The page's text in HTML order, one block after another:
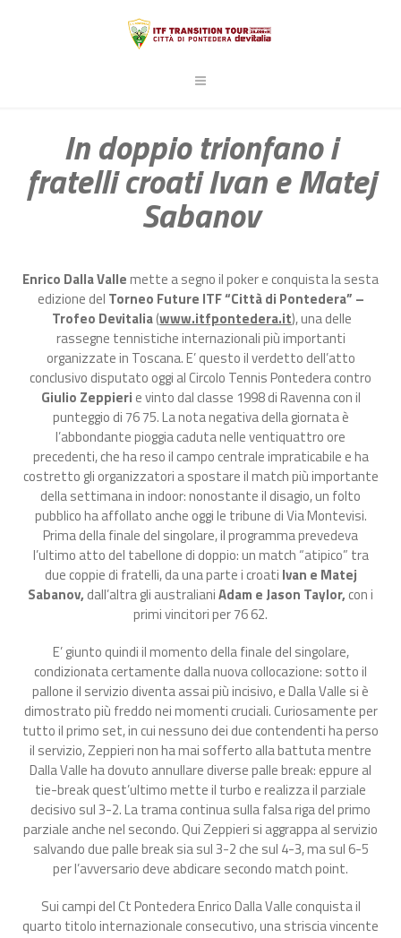
In doppio trionfano i
fratelli croati Ivan e Matej
Sabanov
Enrico Dalla Vallemette a segno il poker e conquista la sesta
edizione del Torneo Future ITF “Città di Pontedera” –
Trofeo Devitalia(www.itfpontedera.it), una delle
rassegne tennistiche internazionali più importanti
organizzate in Toscana. E’ questo il verdetto dell’atto
conclusivo disputato oggi al Circolo Tennis Pontedera contro
Giulio Zeppieri e vinto dal classe 1998 di Ravenna con il
punteggio di 76 75. La nota negativa della giornata è
l’abbondante pioggia caduta nelle ventiquattro ore
precedenti, che ha reso il campo centrale impraticabile e ha
costretto gli organizzatori a spostare il match più importante
della settimana in indoor: nonostante il disagio, un folto
pubblico ha affollato anche oggi le tribune di Via Montevisi.
Prima della finale del singolare, il programma prevedeva
l’ultimo atto del tabellone di doppio: un match “atipico” tra
due coppie di fratelli, da una parte i croati Ivan e Matej
Sabanov, dall’altra gli australianiAdam e Jason Taylor, con i
primi vincitori per 76 62.
E’ giunto quindi il momento della finale del singolare,
condizionata certamente dalla nuova collocazione: sotto il
pallone il servizio diventa assai più incisivo, e Dalla Valle si è
dimostrato più freddo nei momenti cruciali. Curiosamente per
tutto il primo set, in cui nessuno dei due contendenti ha perso
il servizio, Zeppieri non ha mai sofferto alla battuta mentre
Dalla Valle ha dovuto annullare diverse palle break: eppure al
tie-break quest’ultimo mette il turbo e realizza il parziale
decisivo sul 3-2. La trama continua sulla falsa riga del primo
parziale anche nel secondo. Qui Zeppieri si aggrappa al servizio
salvando due palle break sia sul 3-2 che sul 4-3, ma sul 6-5
per l’avversario deve abdicare secondo match point.
Sui campi del Ct Pontedera Enrico Dalla Valle conquista il
quarto titolo internazionale consecutivo, una striscia vincente